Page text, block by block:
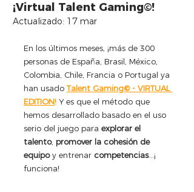
¡Virtual Talent Gaming©!
Actualizado: 17 mar
En los últimos meses, ¡más de 300
personas de España, Brasil, México,
Colombia, Chile, Francia o Portugal ya
han usado Talent Gaming© - VIRTUAL
EDITION! Y es que el método que
hemos desarrollado basado en el uso
serio del juego para explorar el
talento, promover la cohesión de
equipo y entrenar competencias...¡
funciona!